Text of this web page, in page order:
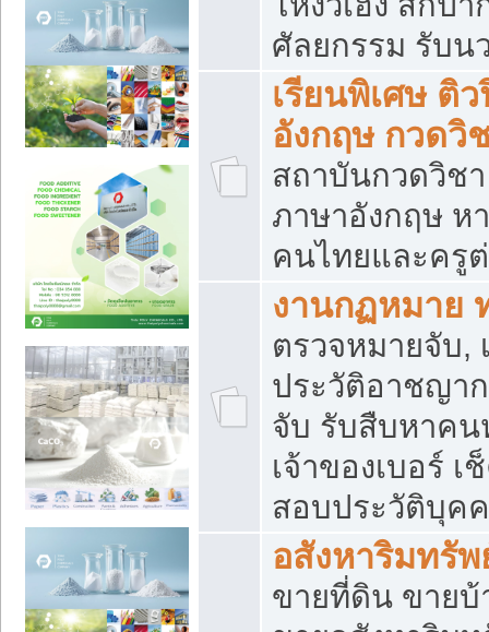
ศัลยกรรม รับน
เรียนพิเศษ ติ
อังกฤษ กวดวิ
สถาบันกวดวิช
ภาษาอังกฤษ ห
คนไทยและครู
งานกฏหมาย
ตรวจหมายจับ,
ประวัติอาชญา
จับ รับสืบหาคน
เจ้าของเบอร์
สอบประวัติบุค
อสังหาริมทรัพ
ขายที่ดิน ขายบ้